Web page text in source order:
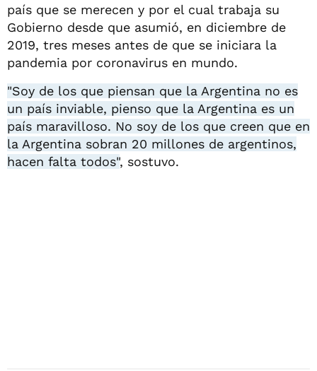
país que se merecen y por el cual trabaja su
Gobierno desde que asumió, en diciembre de
2019, tres meses antes de que se iniciara la
pandemia por coronavirus en mundo.
"Soy de los que piensan que la Argentina no es
un país inviable, pienso que la Argentina es un
país maravilloso. No soy de los que creen que en
la Argentina sobran 20 millones de argentinos,
hacen falta todos", sostuvo.